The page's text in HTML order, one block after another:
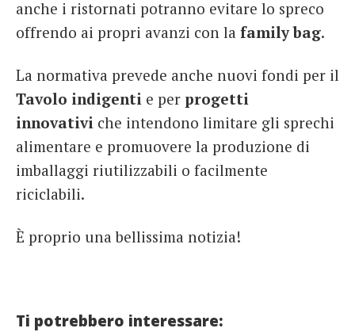
anche i ristornati potranno evitare lo spreco
offrendo ai propri avanzi con la family bag.
La normativa prevede anche nuovi fondi per il
Tavolo indigenti e per progetti
innovativi che intendono limitare gli sprechi
alimentare e promuovere la produzione di
imballaggi riutilizzabili o facilmente
riciclabili.
È proprio una bellissima notizia!
Ti potrebbero interessare: